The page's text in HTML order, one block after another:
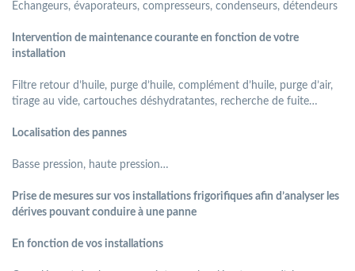
Échangeurs, évaporateurs, compresseurs, condenseurs, détendeurs
Intervention de maintenance courante en fonction de votre
installation
Filtre retour d’huile, purge d’huile, complément d’huile, purge d’air,
tirage au vide, cartouches déshydratantes, recherche de fuite…
Localisation des pannes
Basse pression, haute pression…
Prise de mesures sur vos installations frigoriﬁques aﬁn d’analyser les
dérives pouvant conduire à une panne
En fonction de vos installations